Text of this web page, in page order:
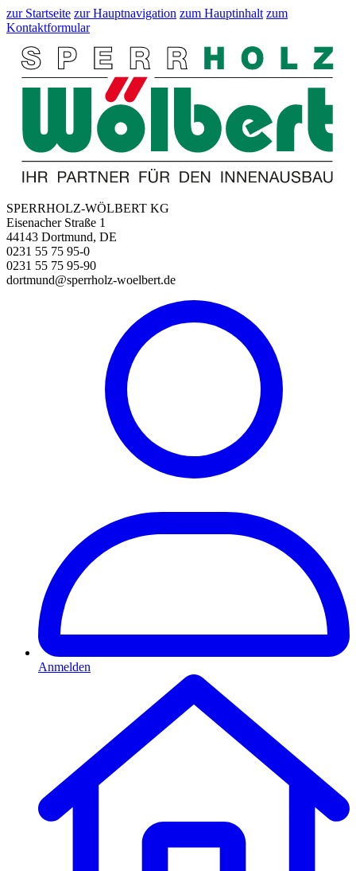
zur Startseite zur Hauptnavigation zum Hauptinhalt zum
Kontaktformular
SPERRHOLZ-WÖLBERT KG
Eisenacher Straße 1
44143 Dortmund, DE
0231 55 75 95-0
0231 55 75 95-90
dortmund@sperrholz-woelbert.de
Anmelden